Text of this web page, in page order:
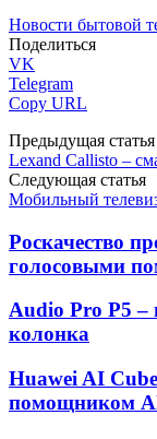
Новости бытовой
Поделиться
VK
Telegram
Copy URL
Предыдущая статья
Lexand Callisto –
Следующая статья
Мобильный
Роскачество
голосовыми
Audio Pro P5 –
колонка
Huawei AI
помощником